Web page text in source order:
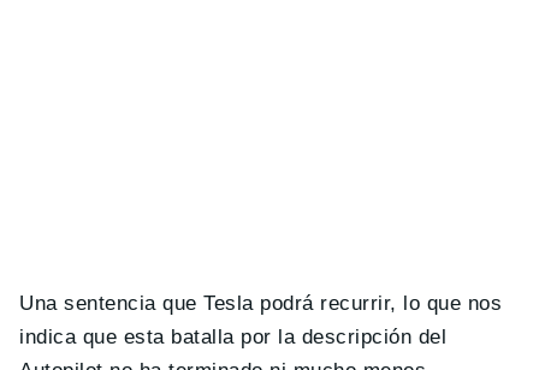
Una sentencia que Tesla podrá recurrir, lo que nos
indica que esta batalla por la descripción del